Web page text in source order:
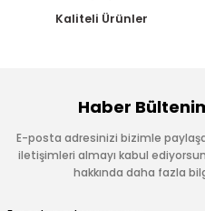
Kaliteli Ürünler
Haber
E-posta adresinizi bizimle
iletişimleri almayı kabul
hakkında daha fazla